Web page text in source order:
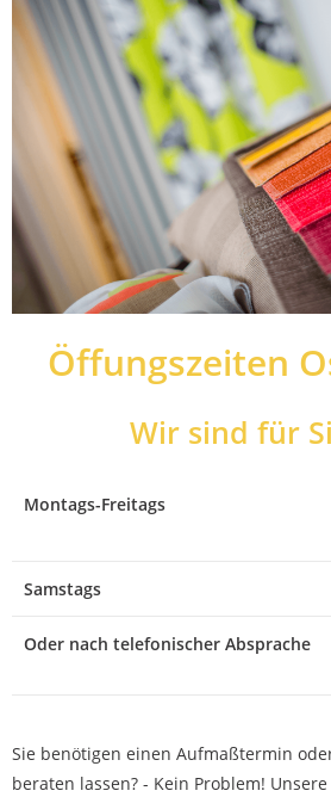
Öffungszeiten
Wir sind für
Montags-Freitags
Samstags
Oder nach telefonischer Absprache
Sie benötigen einen Aufmaßtermin
beraten lassen? - Kein Problem!